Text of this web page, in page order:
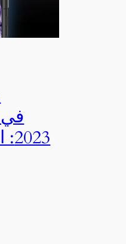
2023: التحسينات والتوقعات